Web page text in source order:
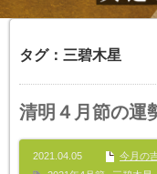
タグ：三碧木星
清明４月節の運
2021.04.05 今月の